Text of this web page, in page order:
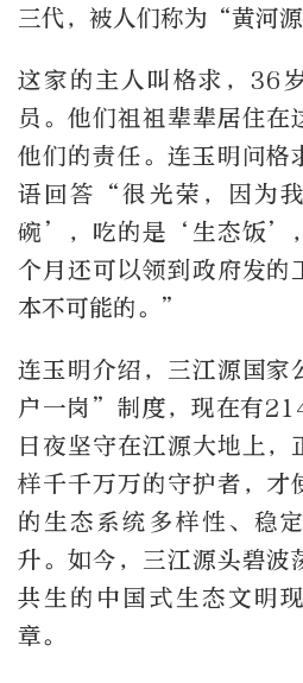
三代，被人们称为“黄河
这家的主人叫格求，36
员。他们祖祖辈辈居住在
他们的责任。连玉明问格
语回答“很光荣，因为
碗’，吃的是‘生态饭’
个月还可以领到政府发的
本不可能的。”
连玉明介绍，三江源国
户一岗”制度，现在有
日夜坚守在江源大地上，
样千千万万的守护者，才
的生态系统多样性、稳
升。如今，三江源头碧波
共生的中国式生态文明
章。